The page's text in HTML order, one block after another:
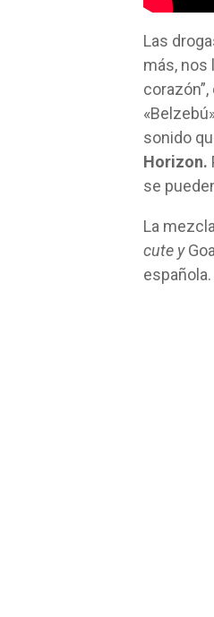
Las
más, nos
sonido
Horizon.
se
La
cute y
española.